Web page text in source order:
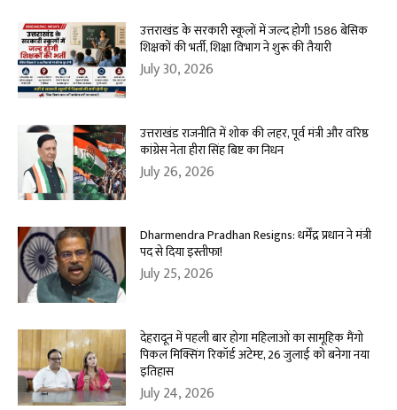
उत्तराखंड के सरकारी स्कूलों में जल्द होगी 1586 बेसिक
शिक्षकों की भर्ती, शिक्षा विभाग ने शुरू की तैयारी
July 30, 2026
उत्तराखंड राजनीति में शोक की लहर, पूर्व मंत्री और वरिष्ठ
कांग्रेस नेता हीरा सिंह बिष्ट का निधन
July 26, 2026
Dharmendra Pradhan Resigns: धर्मेंद्र प्रधान ने मंत्री
पद से दिया इस्तीफा!
July 25, 2026
देहरादून में पहली बार होगा महिलाओं का सामूहिक मैंगो
पिकल मिक्सिंग रिकॉर्ड अटेम्प्ट, 26 जुलाई को बनेगा नया
इतिहास
July 24, 2026